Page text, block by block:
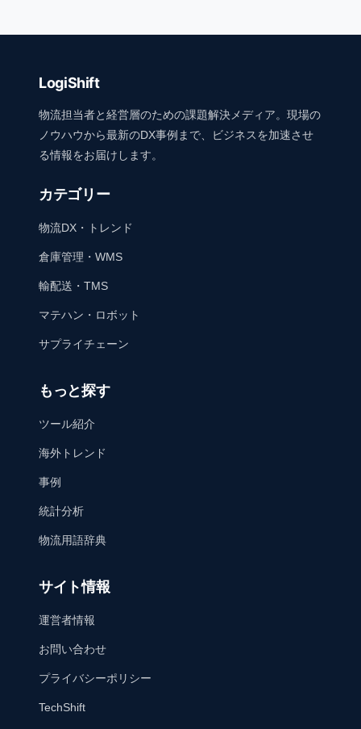
LogiShift
物流担当者と経営層のための課題解決メディア。現場の
ノウハウから最新のDX事例まで、ビジネスを加速させ
る情報をお届けします。
カテゴリー
物流DX・トレンド
倉庫管理・WMS
輸配送・TMS
マテハン・ロボット
サプライチェーン
もっと探す
ツール紹介
海外トレンド
事例
統計分析
物流用語辞典
サイト情報
運営者情報
お問い合わせ
プライバシーポリシー
TechShift